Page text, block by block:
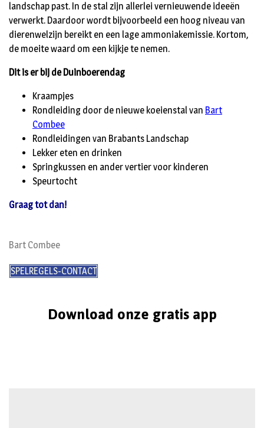
landschap past. In de stal zijn allerlei vernieuwende ideeën
verwerkt. Daardoor wordt bijvoorbeeld een hoog niveau van
dierenwelzijn bereikt en een lage ammoniakemissie. Kortom,
de moeite waard om een kijkje te nemen.
Dit is er bij de Duinboerendag
Kraampjes
Rondleiding door de nieuwe koeienstal van Bart
Combee
Rondleidingen van Brabants Landschap
Lekker eten en drinken
Springkussen en ander vertier voor kinderen
Speurtocht
Graag tot dan!
Bart Combee
SPELREGELS-CONTACT
Download onze gratis app